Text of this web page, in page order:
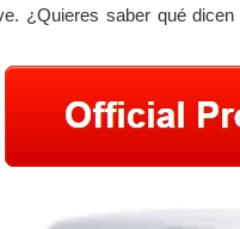
¿Quieres saber qué